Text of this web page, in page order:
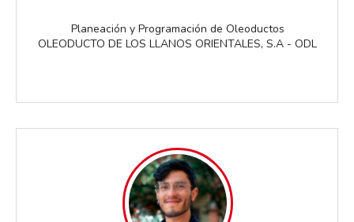
Planeación y Programación de Oleoductos
OLEODUCTO DE LOS LLANOS ORIENTALES, S.A - ODL